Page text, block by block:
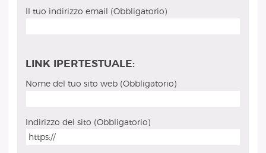
Il tuo indirizzo email (Obbligatorio)
LINK IPERTESTUALE:
Nome del tuo sito web (Obbligatorio)
Indirizzo del sito (Obbligatorio)